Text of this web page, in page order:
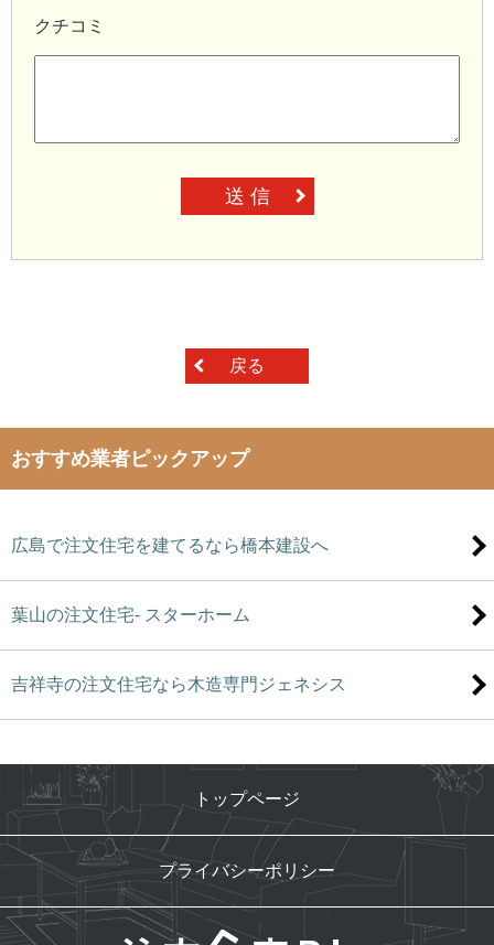
クチコミ
送 信
戻る
おすすめ業者ピックアップ
広島で注文住宅を建てるなら橋本建設へ
葉山の注文住宅- スターホーム
吉祥寺の注文住宅なら木造専門ジェネシス
トップページ
プライバシーポリシー